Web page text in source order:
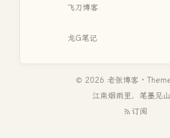
飞刀博客
龙G笔记
© 2026 老张博客 ·
江南烟雨里，笔墨见
订阅